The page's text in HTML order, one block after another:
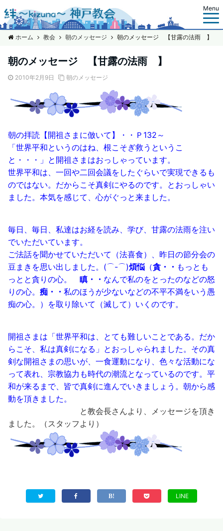
Menu
ホーム 教会 朝のメッセージ 朝のメッセージ 【甘露の法雨 】
朝のメッセージ 【甘露の法雨 】
2010年2月9日 朝のメッセージ
朝の拝読【開祖さまに倣いて】・・Ｐ132～
「世界平和というのはね、根こそぎ救うというこ
と・・・」と開祖さまはおっしゃっています。
世界平和は、一回や二回会議をしたぐらいで実現できるも
のではない。だからこそ真剣にやるのです。とおっしゃい
ました。本気を感じて、心がぐっと来ました。
毎日、毎日、私達はお経を読み、学び、甘露の法雨を注い
でいただいています。
ご法話を聞かせていただいて（法喜食）、昨日の節分会の
豆まきを思い出しました。(⌒-⌒)煩悩 （貪・・ もっとも
っとと貪りの心。 瞋・・ なんで私のをとったのなどの怒
りの心。 痴・・ 私のほうが少ないなどの不平不満をいう愚
痴の心。）を取り除いて（滅して）いくのです。
開祖さまは「世界平和は、とても難しいことである。だか
らこそ、私は真剣になる」とおっしゃられました。その真
剣な開祖さまの思いが、一食運動になり、色々な活動にな
って表れ、宗教協力も時代の潮流となっているのです。平
和が来るまで、皆で真剣に進んでいきましょう。朝から感
動を頂きました。
と教会長さんより、メッセージを頂き
ました。（スタッフより）
LINE